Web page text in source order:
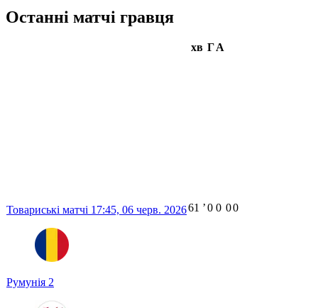
Останні матчі гравця
хв ГА
Товариські матчі 17:45, 06 черв. 2026
Румунія 2
61 ʼ0 0 00